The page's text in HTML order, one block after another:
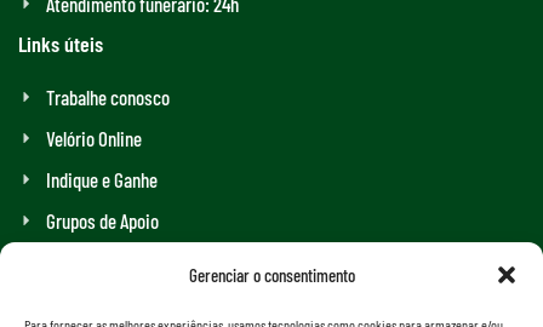
Gerenciar o consentimento
Links úteis
Trabalhe conosco
Velório Online
Indique e Ganhe
Grupos de Apoio
Plano funerário em Recife e região